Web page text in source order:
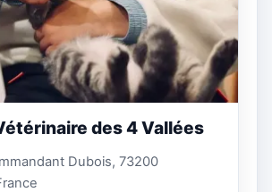
des 4 Vallées
Dubois, 73200